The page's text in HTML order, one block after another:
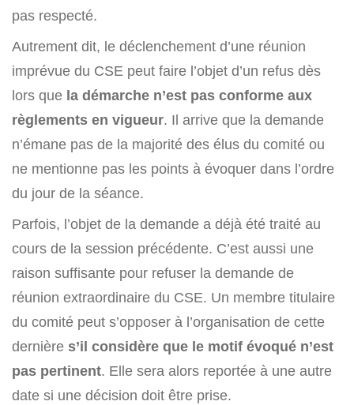
pas respecté.
Autrement dit, le déclenchement d’une réunion
imprévue du CSE peut faire l’objet d’un refus dès
lors que la démarche n’est pas conforme aux
règlements en vigueur. Il arrive que la demande
n’émane pas de la majorité des élus du comité ou
ne mentionne pas les points à évoquer dans l’ordre
du jour de la séance.
Parfois, l’objet de la demande a déjà été traité au
cours de la session précédente. C’est aussi une
raison suffisante pour refuser la demande de
réunion extraordinaire du CSE. Un membre titulaire
du comité peut s’opposer à l’organisation de cette
dernière s’il considère que le motif évoqué n’est
pas pertinent. Elle sera alors reportée à une autre
date si une décision doit être prise.